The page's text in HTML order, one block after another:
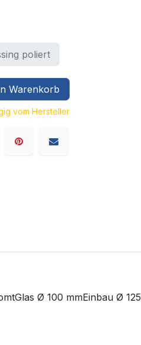
poliert
Warenkorb
vom Hersteller
Ø 100 mmEinbau Ø 125